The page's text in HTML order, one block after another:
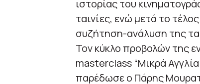
ιστορίας του
ταινίες, ενώ μετά το
συζήτηση-ανάλυση της
Τον κύκλο προβολών της
masterclass “Μικρά
παρέδωσε ο Πάρης